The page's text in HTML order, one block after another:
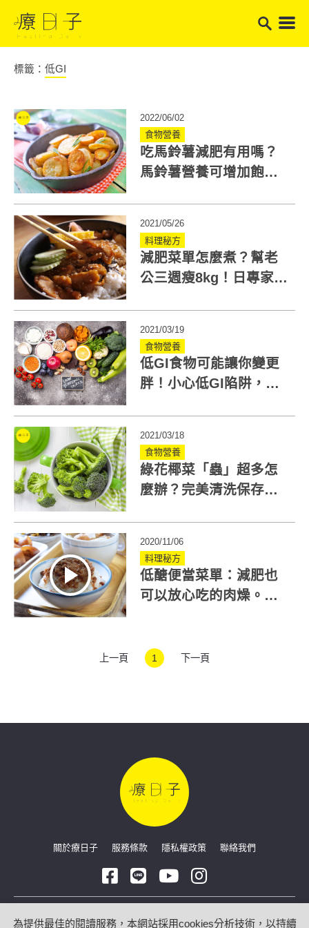
標籤： 低GI
2022/06/02
食物營養
吃馬鈴薯減肥有用嗎？
馬鈴薯營養可增加飽足
2021/05/26
料理秘方
減肥菜單怎麼煮？幫老
公三週瘦8kg！日專家打
2021/03/19
食物營養
低GI食物可能讓你變更
胖！小心低GI陷阱，這
2021/03/18
食物營養
綠花椰菜「蟲」超多怎
麼辦？完美清洗保存處
2020/11/06
料理秘方
低醣便當菜單：減肥也
可以放心吃的肉燥。營
上一頁 1 下一頁
關於療日子 服務條款 隱私權政策 聯絡我們
Copyright © 2026 療日子 HealingDaily
為提供最佳的閱讀服務，本網站採用cookies分析技術，以持續